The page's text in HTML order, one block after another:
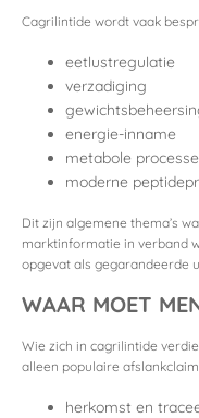
Cagrilintide wordt vaak
eetlustregulatie
verzadiging
energie-inname
metabole
moderne
Dit zijn algemene thema’s
marktinformatie in verband
opgevat als gegarandeerde
WAAR MOET
Wie zich in cagrilintide
alleen populaire
herkomst en